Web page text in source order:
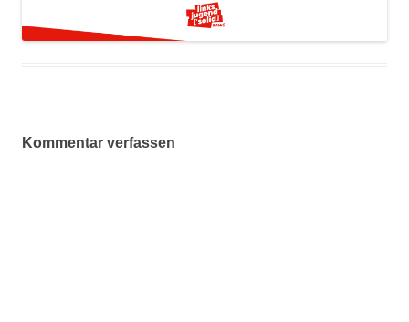
Kommentar verfassen